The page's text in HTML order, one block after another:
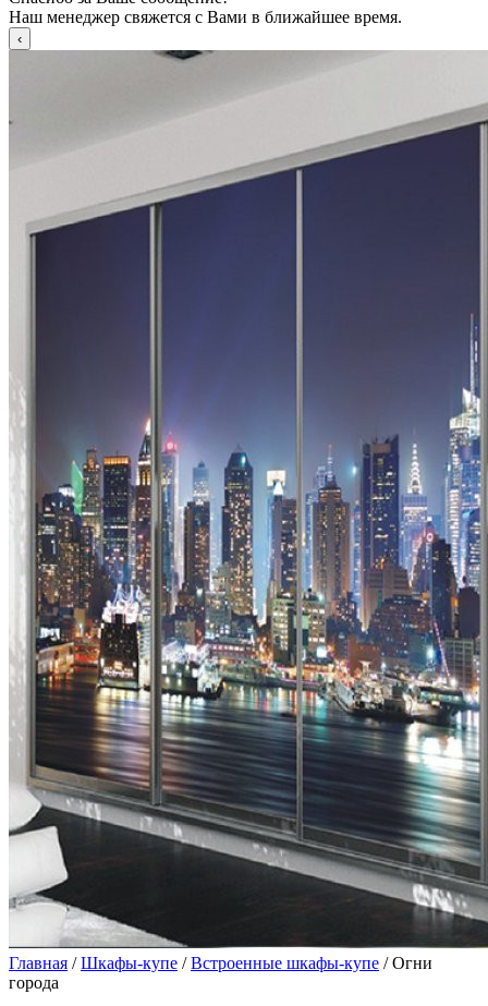
Наш менеджер свяжется с Вами в ближайшее время.
Главная /Шкафы-купе /Встроенные шкафы-купе / Огни
города